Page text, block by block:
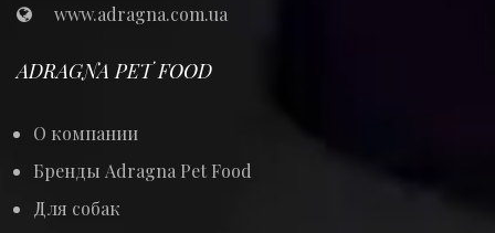
www.adragna.com.ua
ADRAGNA PET FOOD
О компании
Бренды Adragna Pet Food
Для собак